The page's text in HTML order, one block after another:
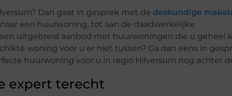
Dan gaat in gesprek met de deskundige
een huurwoning, tot aan de daadwerkelijke
uitgebreid aanbod met huurwoningen die u geheel
woning voor u er niet tussen? Ga dan eens in
huurwoning voor u in regio Hilversum nog achter
expert terecht